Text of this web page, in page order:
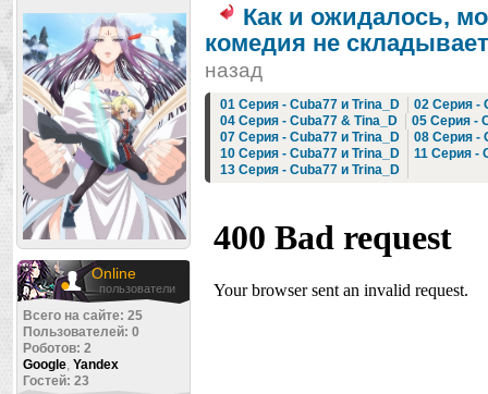
Online
пользователи
Всего на сайте: 25
Пользователей: 0
Роботов: 2
Google Yandex
Гостей: 23
Как и ожидалось,
комедия не
назад
01 Серия - Cuba77 и Trina_D
02 Серия -
04 Серия - Cuba77 & Tina_D
05 Серия -
07 Серия - Cuba77 и Trina_D
08 Серия -
10 Серия - Cuba77 и Trina_D
11 Серия -
13 Серия - Cuba77 и Trina_D